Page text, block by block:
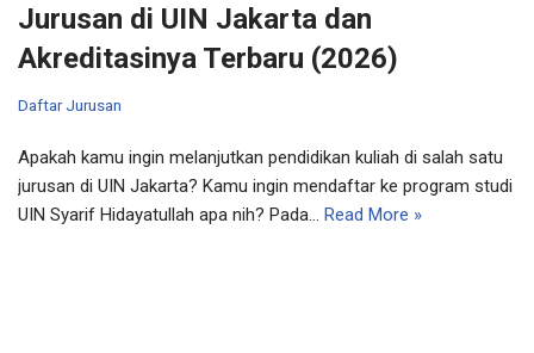
Jurusan di UIN Jakarta dan
Akreditasinya Terbaru (2026)
Daftar Jurusan
Apakah kamu ingin melanjutkan pendidikan kuliah di salah satu
jurusan di UIN Jakarta? Kamu ingin mendaftar ke program studi
UIN Syarif Hidayatullah apa nih? Pada… Read More »